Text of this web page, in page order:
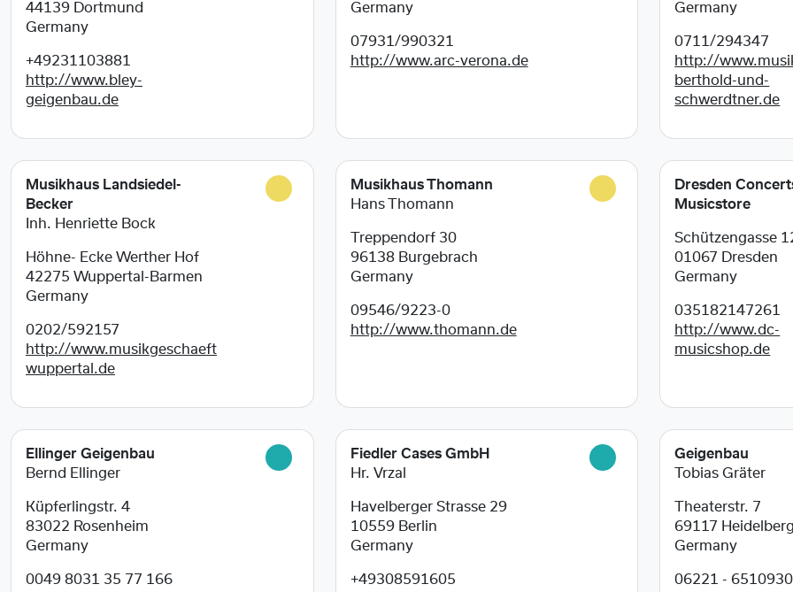
44139
Dortmund
Germany
+49231103881
http://www.bley-
geigenbau.de
Germany
07931/990321
http://www.arc-verona.de
Germany
0711/294347
http://
berthold-und-
schwerdtner.de
Musikhaus Landsiedel-
Becker
Inh. Henriette Bock
Höhne- Ecke Werther Hof
42275 Wuppertal-Barmen
Germany
0202/592157
http://www.musikgeschaeft
wuppertal.de
Musikhaus Thomann
Hans Thomann
Treppendorf 30
96138 Burgebrach
Germany
09546/9223-0
http://www.thomann.de
Dresden
Musicstore
Schützengasse
01067
Dresden
Germany
035182147261
http://www.dc-
musicshop.de
Ellinger Geigenbau
Bernd Ellinger
Küpferlingstr. 4
83022 Rosenheim
Germany
0049 8031 35 77 166
Fiedler Cases GmbH
Hr. Vrzal
Havelberger Strasse 29
10559 Berlin
Germany
+49308591605
Geigenbau
Tobias Gräter
Theaterstr. 7
69117 Heidelberg
Germany
06221 - 6510930